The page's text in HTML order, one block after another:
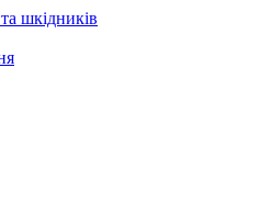
шкідників